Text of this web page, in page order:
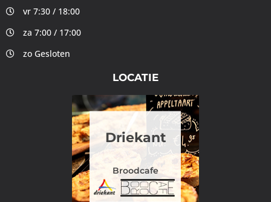
vr 7:30 / 18:00
za 7:00 / 17:00
zo Gesloten
LOCATIE
Driekant
Broodcafe